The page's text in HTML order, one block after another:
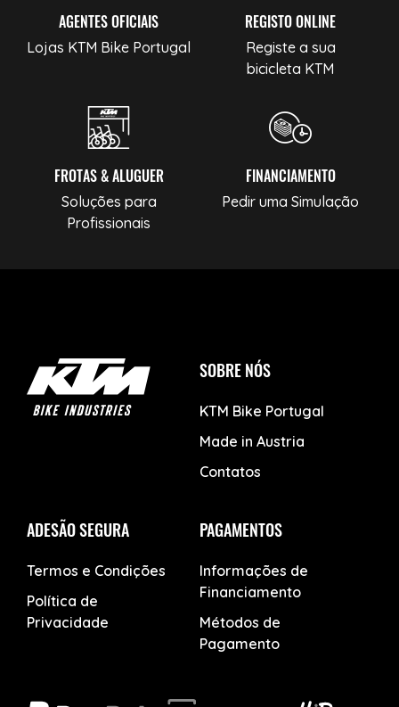
AGENTES OFICIAIS
Lojas KTM Bike Portugal
REGISTO ONLINE
Registe a sua
bicicleta KTM
FROTAS & ALUGUER
Soluções para
Profissionais
FINANCIAMENTO
Pedir uma Simulação
SOBRE NÓS
KTM Bike Portugal
Made in Austria
Contatos
ADESÃO SEGURA
Termos e Condições
Política de
Privacidade
PAGAMENTOS
Informações de
Financiamento
Métodos de
Pagamento